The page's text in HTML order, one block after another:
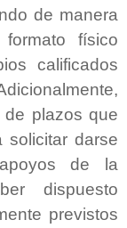
de manera
físico
calificados
de plazos que
darse
de la
dispuesto
previstos